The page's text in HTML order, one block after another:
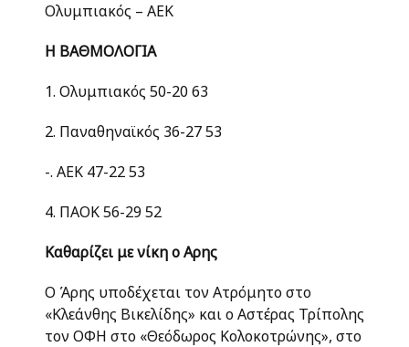
Ολυμπιακός – ΑΕΚ
Η ΒΑΘΜΟΛΟΓΙΑ
1. Ολυμπιακός 50-20 63
2. Παναθηναϊκός 36-27 53
-. ΑΕΚ 47-22 53
4. ΠΑΟΚ 56-29 52
Καθαρίζει με νίκη ο Αρης
Ο Άρης υποδέχεται τον Ατρόμητο στο
«Κλεάνθης Βικελίδης» και ο Αστέρας Τρίπολης
τον ΟΦΗ στο «Θεόδωρος Κολοκοτρώνης», στο